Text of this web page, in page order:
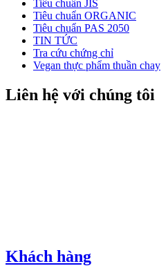
Tiêu chuẩn JIS
Tiêu chuẩn ORGANIC
Tiêu chuẩn PAS 2050
TIN TỨC
Tra cứu chứng chỉ
Vegan thực phẩm thuần chay
Liên hệ với chúng tôi
Khách hàng